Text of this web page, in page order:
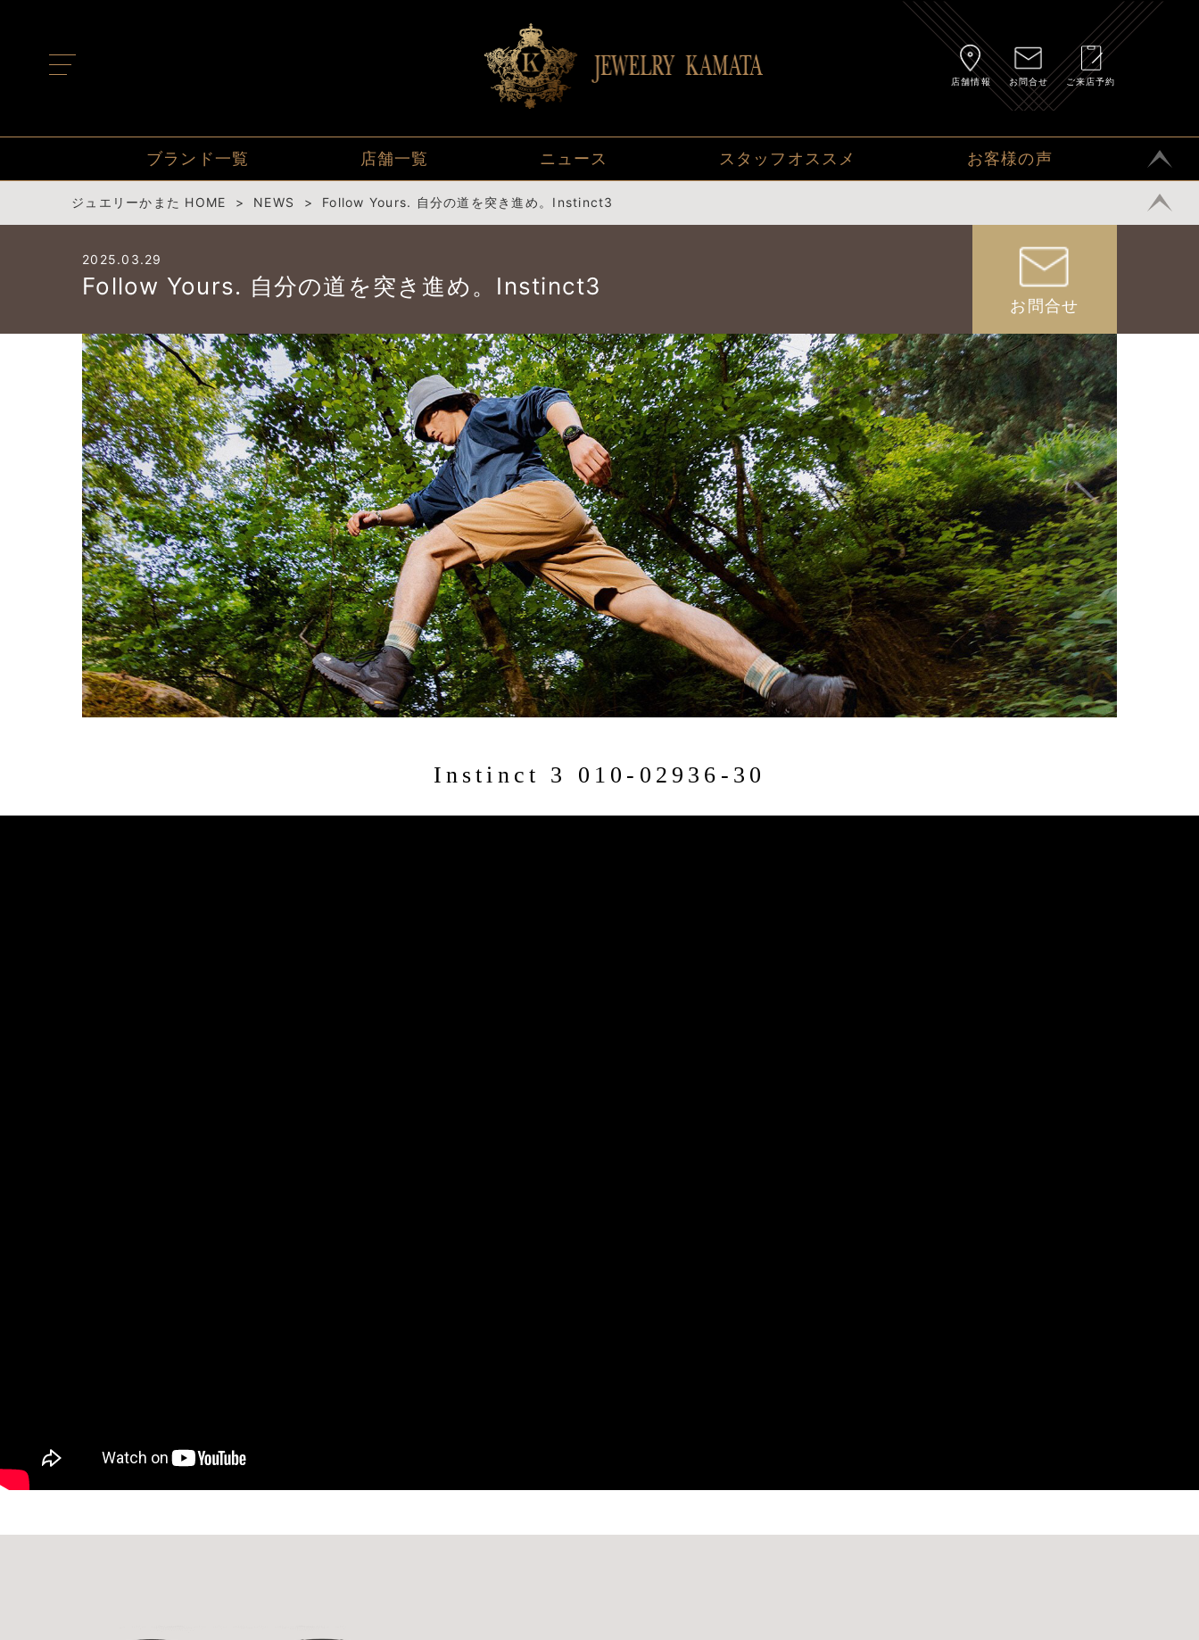
t
o
e
v
a
店舗情報 お問合せ ご来店予約
ブランド一覧 店舗一覧 ニュース スタッフオススメ お客様の声
ジュエリーかまた HOME NEWS Follow Yours. 自分の道を突き進め。Instinct3
2025.03.29
Follow Yours. 自分の道を突き進め。Instinct3
お問合せ
Instinct 3 010-02936-30